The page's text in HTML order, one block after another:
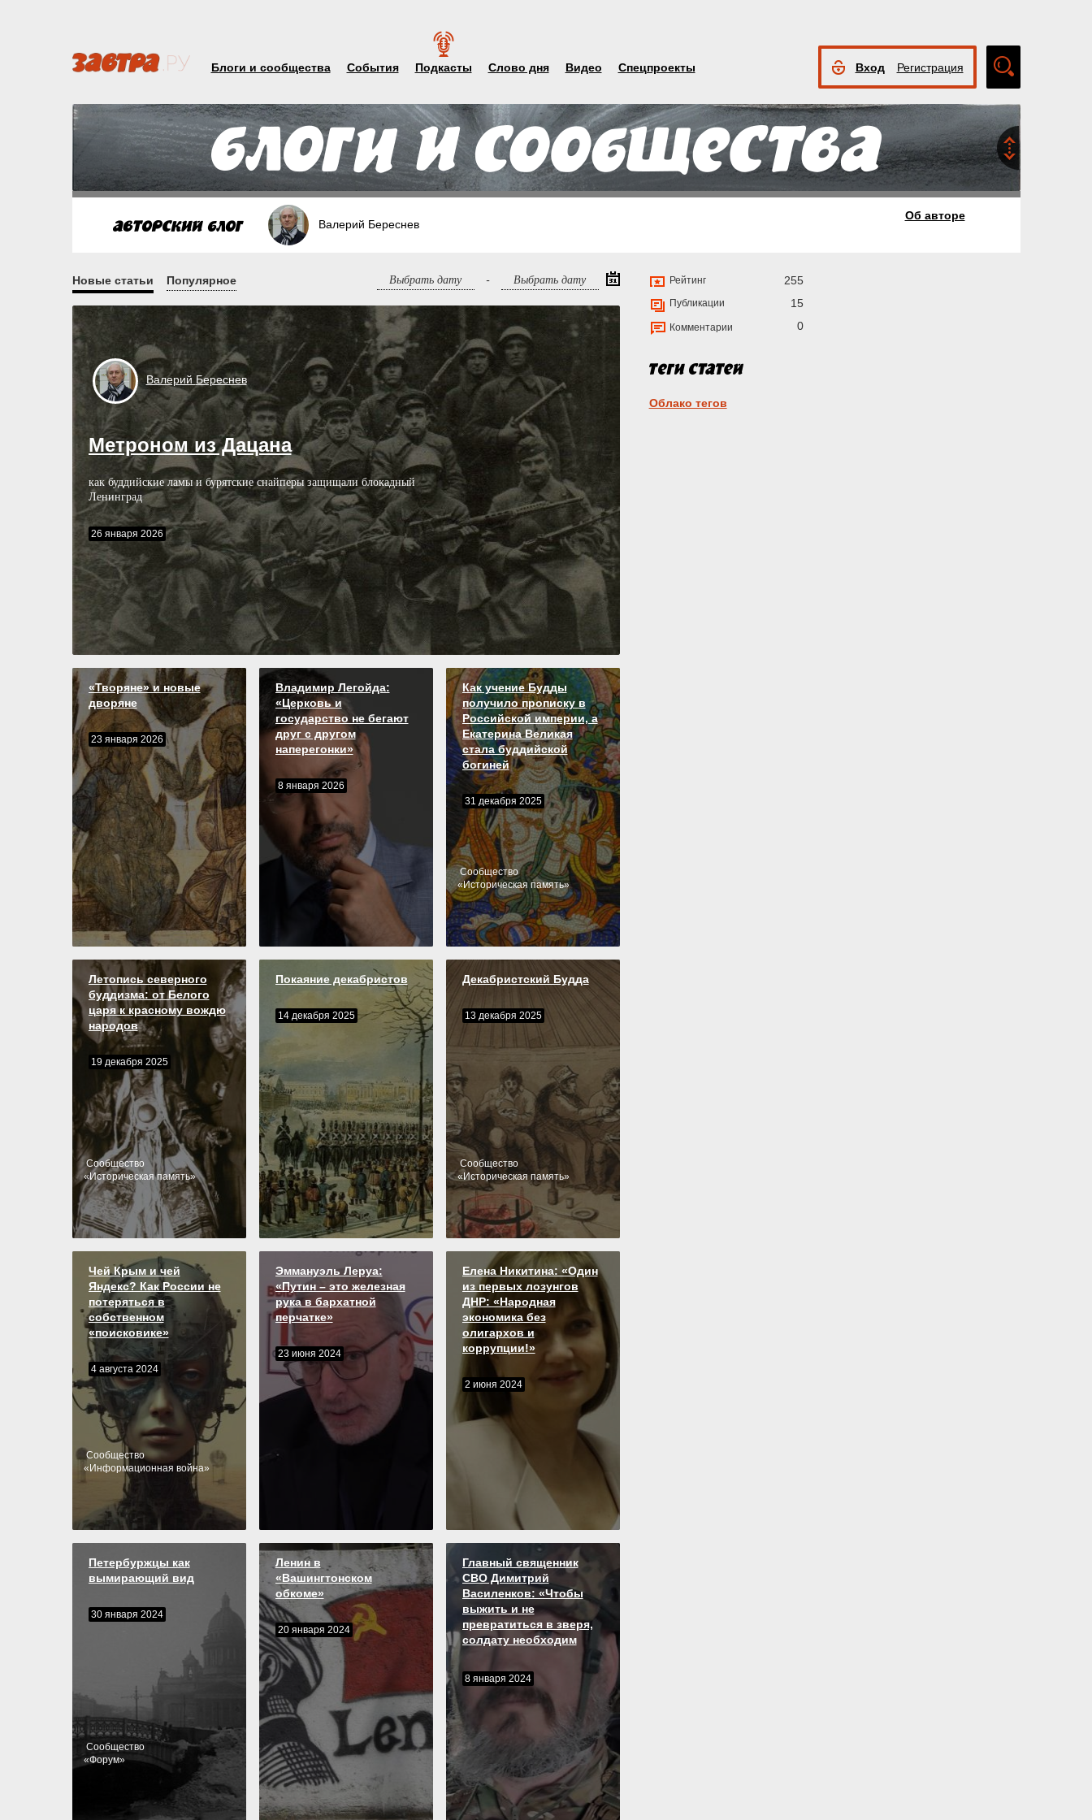
Блоги и сообщества События Подкасты Слово дня Видео Спецпроекты Вход Регистрация
поиск
Валерий Береснев
Об авторе
Новые статьи Популярное -
Валерий Береснев
Метроном из Дацана
как буддийские ламы и бурятские снайперы защищали блокадный
Ленинград
26 января 2026
«Творяне» и новые
дворяне
23 января 2026
Владимир Легойда:
«Церковь и
государство не бегают
друг с другом
наперегонки»
8 января 2026
Как учение Будды
получило прописку в
Российской империи, а
Екатерина Великая
стала буддийской
богиней
31 декабря 2025
Cообщество
«Историческая память»
Летопись северного
буддизма: от Белого
царя к красному вождю
народов
19 декабря 2025
Cообщество
«Историческая память»
Покаяние декабристов
14 декабря 2025
Декабристский Будда
13 декабря 2025
Cообщество
«Историческая память»
Чей Крым и чей
Яндекс? Как России не
потеряться в
собственном
«поисковике»
4 августа 2024
Cообщество
« Информационная война»
Эммануэль Леруа:
«Путин – это железная
рука в бархатной
перчатке»
23 июня 2024
Елена Никитина: «Один
из первых лозунгов
ДНР: «Народная
экономика без
олигархов и
коррупции!»
2 июня 2024
Петербуржцы как
вымирающий вид
30 января 2024
Cообщество
«Форум»
Ленин в
«Вашингтонском
обкоме»
20 января 2024
Главный священник
СВО Димитрий
Василенков: «Чтобы
выжить и не
превратиться в зверя,
солдату необходим
8 января 2024
Рейтинг 255
Публикации 15
Комментарии 0
Облако тегов